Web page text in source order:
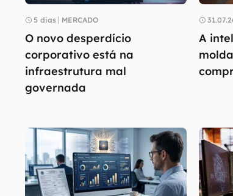
5 dias MERCADO
O novo desperdício
corporativo está na
infraestrutura mal
governada
A